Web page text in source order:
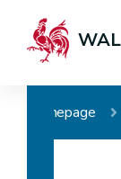
Homepage